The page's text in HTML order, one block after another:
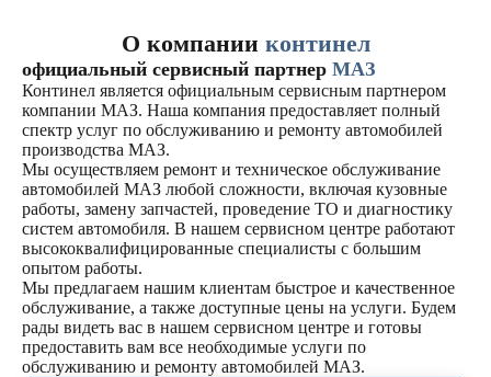
О компании континел
официальный сервисный партнер МАЗ
Континел является официальным сервисным партнером
компании МАЗ. Наша компания предоставляет полный
спектр услуг по обслуживанию и ремонту автомобилей
производства МАЗ.
Мы осуществляем ремонт и техническое обслуживание
автомобилей МАЗ любой сложности, включая кузовные
работы, замену запчастей, проведение ТО и диагностику
систем автомобиля. В нашем сервисном центре работают
высококвалифицированные специалисты с большим
опытом работы.
Мы предлагаем нашим клиентам быстрое и качественное
обслуживание, а также доступные цены на услуги. Будем
рады видеть вас в нашем сервисном центре и готовы
предоставить вам все необходимые услуги по
обслуживанию и ремонту автомобилей МАЗ.